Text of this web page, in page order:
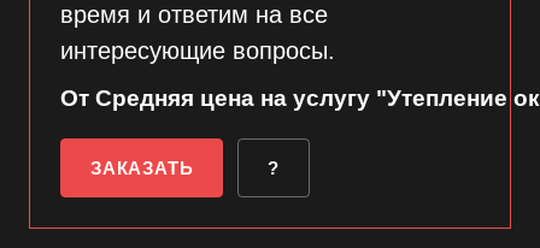
время и ответим на все
интересующие вопросы.
От Средняя цена на услугу "Утепление
ЗАКАЗАТЬ ?